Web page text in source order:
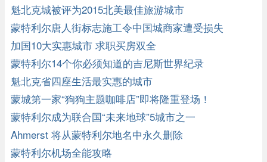
魁北克城被评为2015北美最佳旅游城市
蒙特利尔唐人街标志施工令中国城商家遭受损失
加国10大实惠城市 求职买房双全
蒙特利尔14个你必须知道的吉尼斯世界纪录
魁北克省四座生活最实惠的城市
蒙城第一家“狗狗主题咖啡店”即将隆重登场！
蒙特利尔成为联合国“未来地球”5城市之一
Ahmerst 将从蒙特利尔地名中永久删除
蒙特利尔机场全能攻略